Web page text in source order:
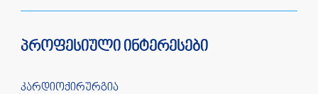
პროფესიული ინტერესები
კარდიოქირურგია